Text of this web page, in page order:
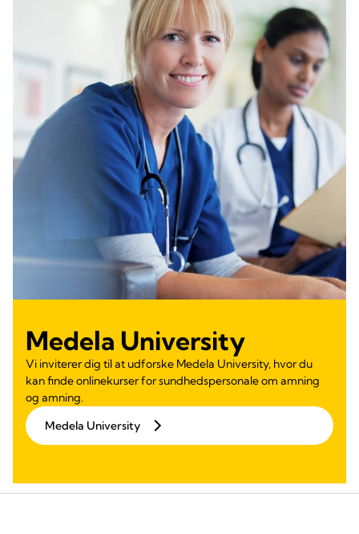
Medela University
Vi inviterer dig til at udforske Medela University, hvor du
kan finde onlinekurser for sundhedspersonale om amning
og amning.
Medela University